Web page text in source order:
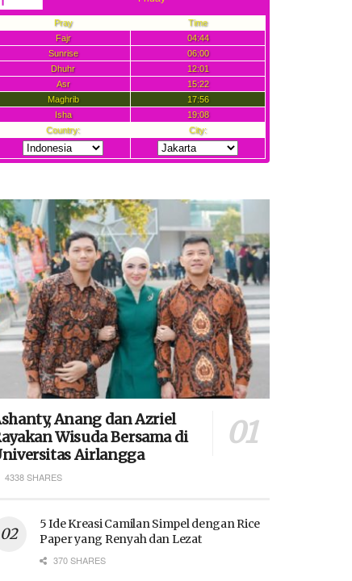
Anang dan Azriel
Wisuda Bersama di
Airlangga
4338 SHARES
5 Ide Kreasi Camilan Simpel dengan Rice
Paper yang Renyah dan Lezat
370 SHARES